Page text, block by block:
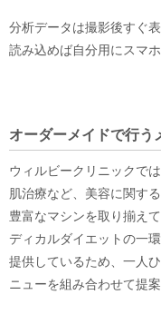
分析データは撮影後すぐ
読み込めば自分用にスマ
オーダーメイドで行う
ウィルビークリニックで
肌治療など、美容に関す
豊富なマシンを取り揃え
ディカルダイエットの一
提供しているため、一人
ニューを組み合わせて提